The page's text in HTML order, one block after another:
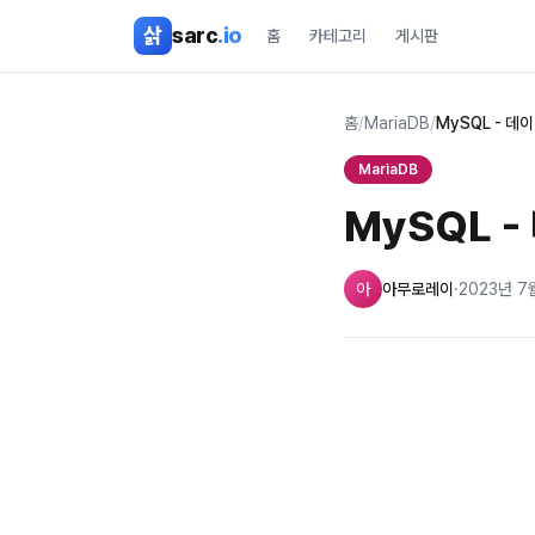
삵 sarc.io 홈 카테고리 게시판
홈/MariaDB/MySQL - 데
MariaDB
MySQL -
아 아무로레이 ·2023년 7